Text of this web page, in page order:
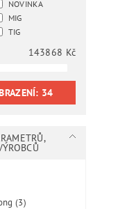
NOVINKA
MIG
TIG
143868 Kč
34
(3)